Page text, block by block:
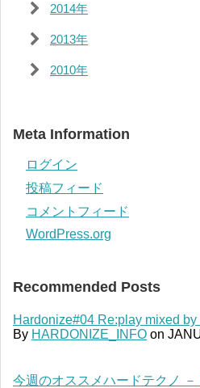
2014年
2013年
2010年
Meta Information
ログイン
投稿フィード
コメントフィード
WordPress.org
Recommended Posts
Hardonize#04 Re:play mixed by
By HARDONIZE_INFO on
今週のオススメハードテクノ －